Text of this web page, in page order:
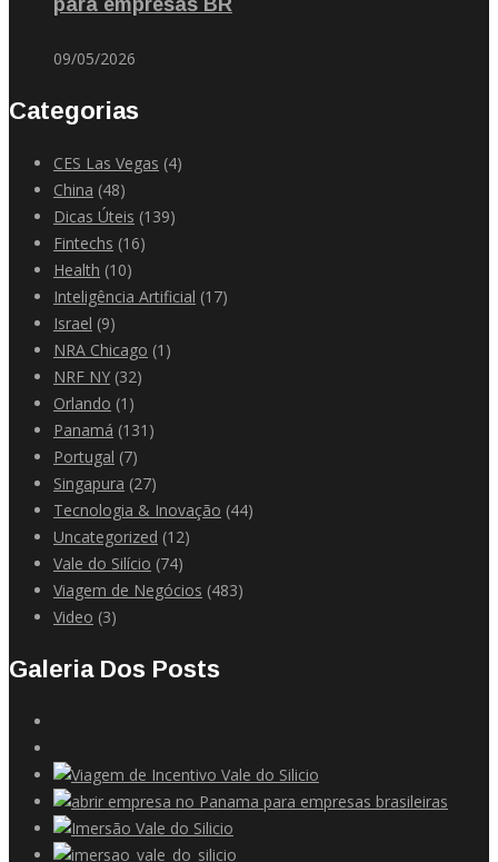
para empresas BR
09/05/2026
Categorias
CES Las Vegas (4)
China (48)
Dicas Úteis (139)
Fintechs (16)
Health (10)
Inteligência Artificial (17)
Israel (9)
NRA Chicago (1)
NRF NY (32)
Orlando (1)
Panamá (131)
Portugal (7)
Singapura (27)
Tecnologia & Inovação (44)
Uncategorized (12)
Vale do Silício (74)
Viagem de Negócios (483)
Video (3)
Galeria Dos Posts